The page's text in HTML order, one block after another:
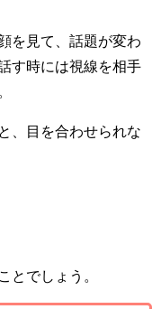
を見て、話題が変わ
す時には視線を相手
、目を合わせられな
とでしょう。